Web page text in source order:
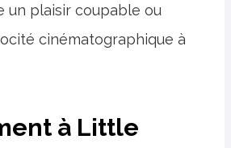
un plaisir coupable ou
cinématographique à
à Little